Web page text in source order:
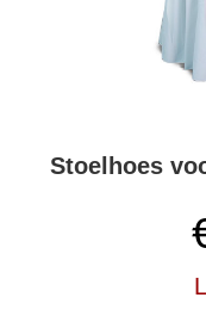
Stoelhoes